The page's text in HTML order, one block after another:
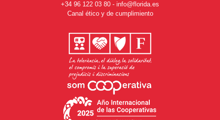
+34 96 122 03 80 - info@florida.es
Canal ético y de cumplimiento